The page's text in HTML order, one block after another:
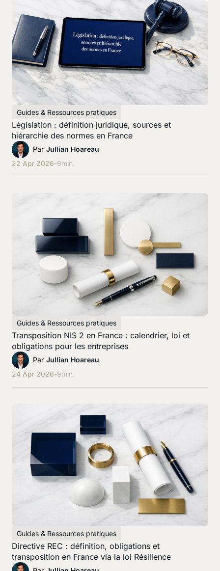
Guides & Ressources pratiques
Législation : définition juridique, sources et
hiérarchie des normes en France
Par Jullian Hoareau
22 Apr 2026-9min.
Guides & Ressources pratiques
Transposition NIS 2 en France : calendrier, loi et
obligations pour les entreprises
Par Jullian Hoareau
24 Apr 2026-9min.
Guides & Ressources pratiques
Directive REC : définition, obligations et
transposition en France via la loi Résilience